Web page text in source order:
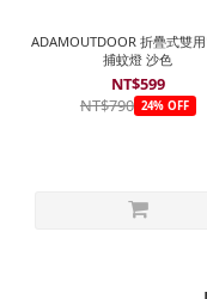
ADAMOUTDOOR 折疊式雙
捕蚊燈 沙色
NT$599
NT$790 24% OFF